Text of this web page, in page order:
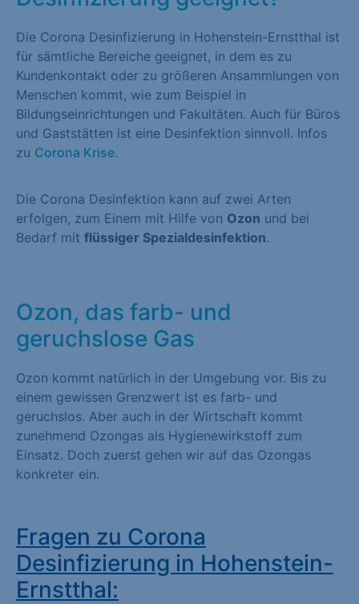
Die Corona Desinfizierung in Hohenstein-Ernstthal ist
für sämtliche Bereiche geeignet, in dem es zu
Kundenkontakt oder zu größeren Ansammlungen von
Menschen kommt, wie zum Beispiel in
Bildungseinrichtungen und Fakultäten. Auch für Büros
und Gaststätten ist eine Desinfektion sinnvoll. Infos
zu Corona Krise.
Die Corona Desinfektion kann auf zwei Arten
erfolgen, zum Einem mit Hilfe von Ozon und bei
Bedarf mit flüssiger Spezialdesinfektion.
Ozon, das farb- und
geruchslose Gas
Ozon kommt natürlich in der Umgebung vor. Bis zu
einem gewissen Grenzwert ist es farb- und
geruchslos. Aber auch in der Wirtschaft kommt
zunehmend Ozongas als Hygienewirkstoff zum
Einsatz. Doch zuerst gehen wir auf das Ozongas
konkreter ein.
Fragen zu Corona
Desinfizierung in Hohenstein-
Ernstthal: